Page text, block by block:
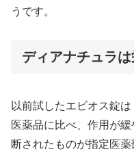
うです。
ディアナチュラ
以前試したエビオス錠
医薬品に比べ、作用が
断されたものが指定医薬